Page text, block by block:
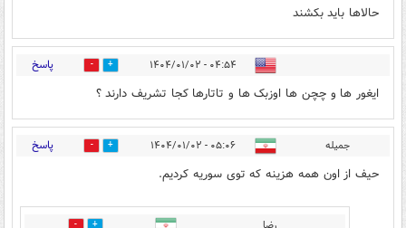
حالاها باید بکشند
۰۴:۵۴ - ۱۴۰۴/۰۱/۰۲ 0 پاسخ
ایغور ها و چچن ها اوزبک ها و تاتارها کجا تشریف دارند ؟
جمیله ۰۵:۰۶ - ۱۴۰۴/۰۱/۰۲ 2 پاسخ
حیف از اون همه هزینه که توی سوریه کردیم.